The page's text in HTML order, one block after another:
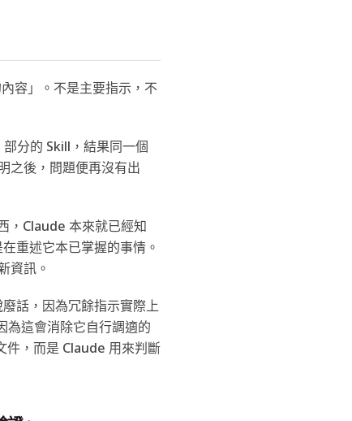
容」。不是主要指示，不
分的 Skill，結果同一個
之後，問題便再沒有出
，Claude 本來就已經知
重述它本已掌握的事情。
資訊。
話，因為冗餘指示實際上
為這會消除它自行調適的
件，而是 Claude 用來判斷